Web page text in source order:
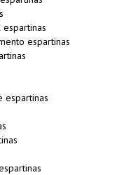
espartinas
espartinas